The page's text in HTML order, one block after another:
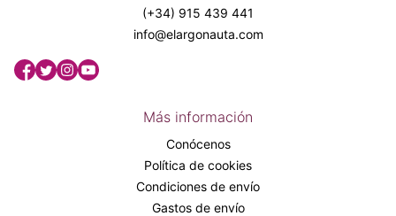
(+34) 915 439 441
info@elargonauta.com
Más información
Conócenos
Política de cookies
Condiciones de envío
Gastos de envío